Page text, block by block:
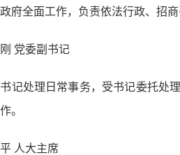
府全面工作，负责依法行政、招商
党委副书记
记处理日常事务，受书记委托处
。
人大主席